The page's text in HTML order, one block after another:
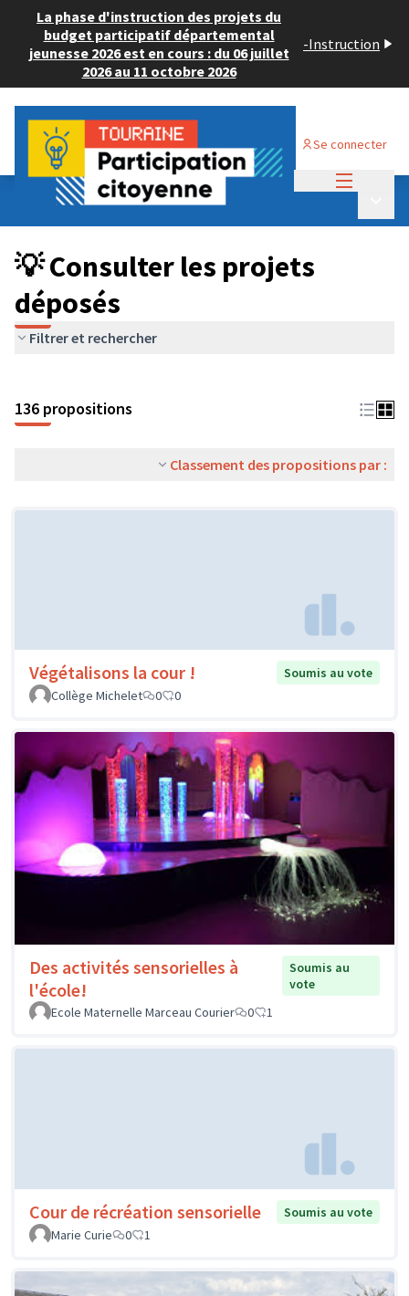
La phase d'instruction des projets du
budget participatif départemental
jeunesse 2026 est en cours : du 06 juillet
2026 au 11 octobre 2026
-Instruction
Se connecter
Budget Participatif JEUNESSE 2024
💡 Consulter les projets déposés
💡 Consulter les projets
déposés
Filtrer et rechercher
136 propositions
Classement des propositions par :
Végétalisons la cour !
Soumis au vote
Collège Michelet
0 0
Des activités sensorielles à
l'école!
Soumis au
vote
Ecole Maternelle Marceau Courier
0 1
Cour de récréation sensorielle
Soumis au vote
Marie Curie
0 1